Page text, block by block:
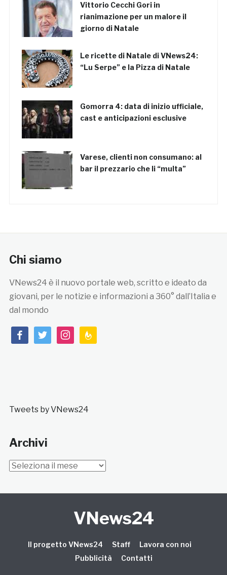
Vittorio Cecchi Gori in
rianimazione per un malore il
giorno di Natale
Le ricette di Natale di VNews24:
“Lu Serpe” e la Pizza di Natale
Gomorra 4: data di inizio ufficiale,
cast e anticipazioni esclusive
Varese, clienti non consumano: al
bar il prezzario che li “multa”
Chi siamo
VNews24 è il nuovo portale web, scritto e ideato da
giovani, per le notizie e informazioni a 360° dall’Italia e
dal mondo
facebooktwitterinstagramfeedburner
Tweets by VNews24
Archivi
Archivi
VNews24
Il progetto VNews24 Staff
Lavora con noi
Pubblicità
Contatti